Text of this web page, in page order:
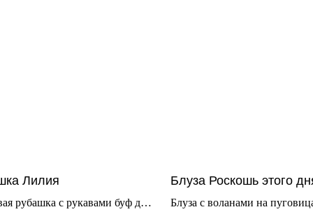
Лилия
рубашка с рукавами буф для
Блуза Роскошь этого
Блуза с воланами на